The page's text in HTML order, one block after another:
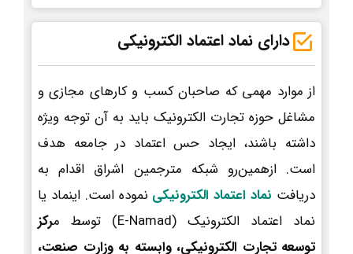
دارای نماد اعتماد الکترونیکی
از موارد مهمی که صاحبان کسب و کارهای مجازی و
مشاغل حوزه تجارت الکترونیک باید به آن توجه ویژه
داشته باشند، ایجاد حس اعتماد در جامعه هدف
است. ازهمین‌رو شبکه مترجمین اشراق اقدام به
دریافت نماد اعتماد الکترونیکی نموده است. اینماد یا
نماد اعتماد الکترونیک (E-Namad) توسط م
رکز
توسعه تجارت الکترونیکی، وابسته به وزارت صنعت،